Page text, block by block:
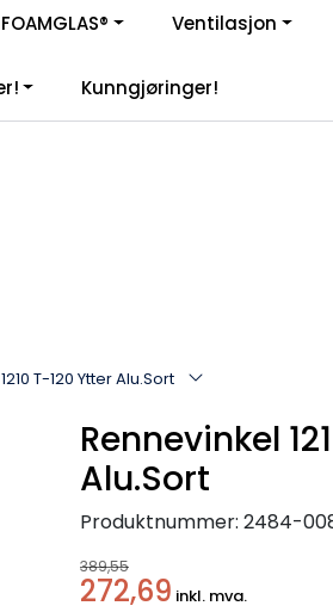
i butikk (Sandefjord)
FOAMGLAS® Ventilasjon
Kunngjøringer!
T-120 Ytter Alu.Sort
Rennevinkel
Alu.Sort
Produktnummer: 2484-
389,55
272,69 inkl. mva.